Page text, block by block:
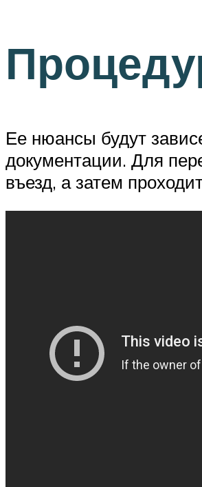
Ее нюансы будут
документации. Для
въезд, а затем